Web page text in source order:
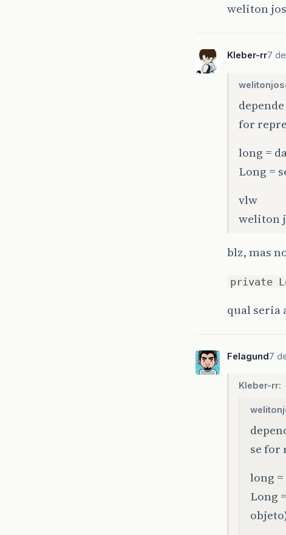
weliton
Kleber-rr7
for
long =
Long =
vlw
weliton
blz, mas
private
qual seria
Felagund7
Kleber-rr:
se for
long
Long